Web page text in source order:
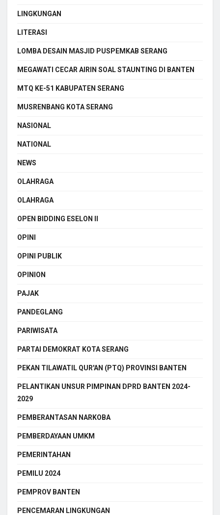
LINGKUNGAN
LITERASI
LOMBA DESAIN MASJID PUSPEMKAB SERANG
MEGAWATI CECAR AIRIN SOAL STAUNTING DI BANTEN
MTQ KE-51 KABUPATEN SERANG
MUSRENBANG KOTA SERANG
NASIONAL
NATIONAL
NEWS
OLAHRAGA
OLAHRAGA
OPEN BIDDING ESELON II
OPINI
OPINI PUBLIK
OPINION
PAJAK
PANDEGLANG
PARIWISATA
PARTAI DEMOKRAT KOTA SERANG
PEKAN TILAWATIL QUR'AN (PTQ) PROVINSI BANTEN
PELANTIKAN UNSUR PIMPINAN DPRD BANTEN 2024-
2029
PEMBERANTASAN NARKOBA
PEMBERDAYAAN UMKM
PEMERINTAHAN
PEMILU 2024
PEMPROV BANTEN
PENCEMARAN LINGKUNGAN